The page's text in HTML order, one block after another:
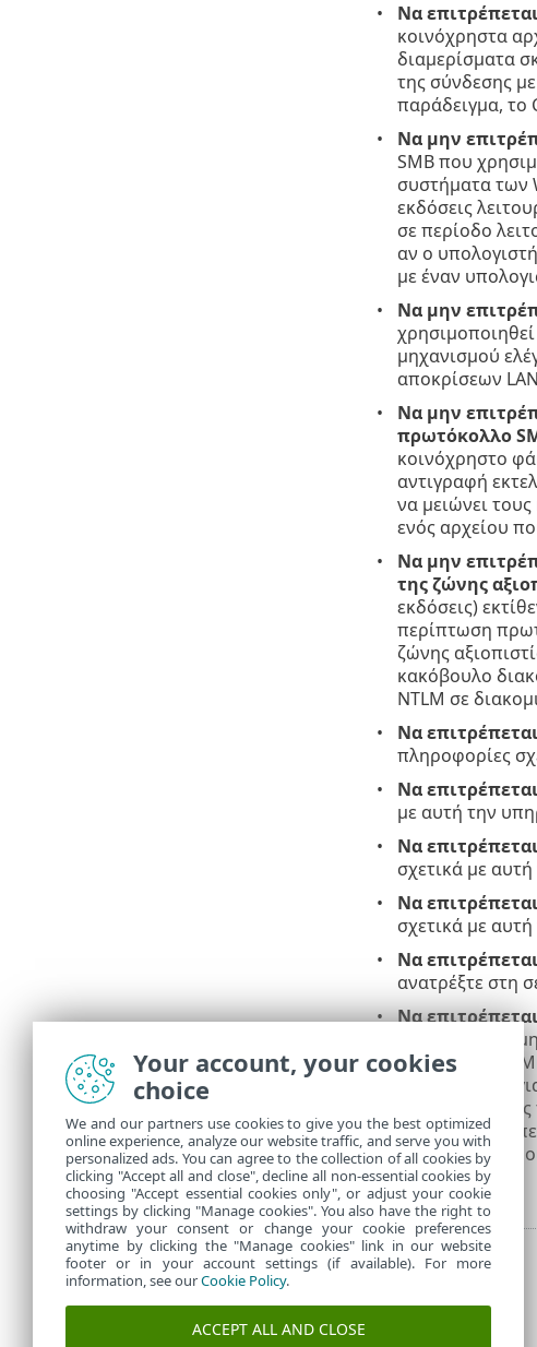
Να
κοινόχρηστα
διαμερίσματα
της σύνδεσης
παράδειγμα, το
Να μην
SMB που
συστήματα των
εκδόσεις
σε περίοδο
αν ο
με έναν
Να μην
μηχανισμού
αποκρίσεων
Να μην
πρωτόκολλο
κοινόχρηστο
αντιγραφή
να μειώνει
ενός αρχείου
Να μην
της ζώνης
εκδόσεις)
περίπτωση
ζώνης
κακόβουλο
NTLM σε
Να
πληροφορίες
Να
με αυτή την
Να
σχετικά με
Να
σχετικά με
Να
ανατρέξτε στη
Να
Microsoft του
πρωτόκολλο
διασυνδέσεις
κενά
worm κ.λπ.).
υπηρεσιών).
Your account, your cookies
choice
We and our partners use cookies to give you the best optimized
online experience, analyze our website traffic, and serve you with
personalized ads. You can agree to the collection of all cookies by
clicking "Accept all and close", decline all non-essential cookies by
choosing "Accept essential cookies only", or adjust your cookie
settings by clicking "Manage cookies". You also have the right to
withdraw your consent or change your cookie preferences
anytime by clicking the "Manage cookies" link in our website
footer or in your account settings (if available). For more
information, see ourCookie Policy.
ACCEPT ALL AND CLOSE